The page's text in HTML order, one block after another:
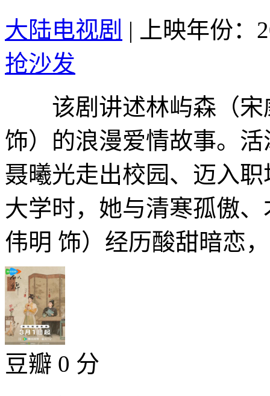
大陆电视剧 |
上映年份：
抢沙发
该剧讲述林屿森（宋
饰）的浪漫爱情故事。
聂曦光走出校园、迈入
大学时，她与清寒孤傲
伟明 饰）经历酸甜暗恋
豆瓣 0 分